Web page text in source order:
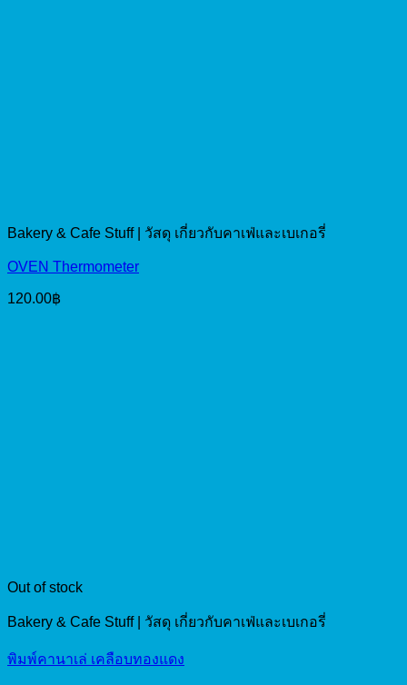
Bakery & Cafe Stuff | วัสดุ เกี่ยวกับคาเฟ่และเบเกอรี่
OVEN Thermometer
120.00฿
Out of stock
Bakery & Cafe Stuff | วัสดุ เกี่ยวกับคาเฟ่และเบเกอรี่
พิมพ์คานาเล่ เคลือบทองแดง